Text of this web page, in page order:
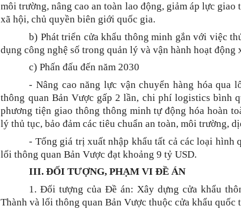
môi trường, nâng cao an toàn lao động, giảm áp lực
xã hội, chủ quyền biên giới quốc gia.
b) Phát triển cửa khẩu thông minh gắn với việc
dụng công nghệ số trong quản lý và vận hành hoạt động
c) Phấn đấu đến năm 2030
- Nâng cao năng lực vận chuyển hàng hóa
thông quan Bản Vược gấp 2 lần, chi phí logistics bình
phương tiện giao thông thông minh tự động hóa hoàn
lý thủ tục, bảo đảm các tiêu chuẩn an toàn, môi trường,
- Tổng giá trị xuất nhập khẩu tất cả các loại hình
lối thông quan Bản Vược đạt khoảng 9 tỷ USD.
III. ĐỐI TƯỢNG, PHẠM VI ĐỀ ÁN
1. Đối tượng của Đề án: Xây dựng cửa khẩu
Thành và lối thông quan Bản Vược thuộc cửa khẩu quốc